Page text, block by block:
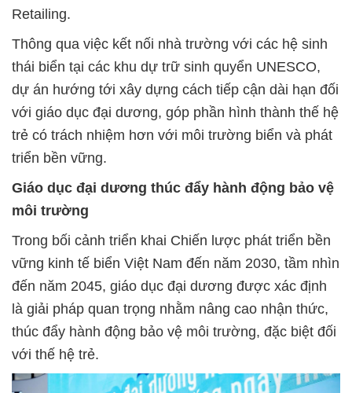
Retailing.
Thông qua việc kết nối nhà trường với các hệ sinh
thái biển tại các khu dự trữ sinh quyển UNESCO,
dự án hướng tới xây dựng cách tiếp cận dài hạn đối
với giáo dục đại dương, góp phần hình thành thế hệ
trẻ có trách nhiệm hơn với môi trường biển và phát
triển bền vững.
Giáo dục đại dương thúc đẩy hành động bảo vệ
môi trường
Trong bối cảnh triển khai Chiến lược phát triển bền
vững kinh tế biển Việt Nam đến năm 2030, tầm nhìn
đến năm 2045, giáo dục đại dương được xác định
là giải pháp quan trọng nhằm nâng cao nhận thức,
thúc đẩy hành động bảo vệ môi trường, đặc biệt đối
với thế hệ trẻ.